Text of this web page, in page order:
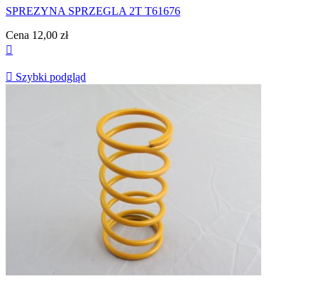
SPREZYNA SPRZEGLA 2T T61676
Cena 12,00 zł

 Szybki podgląd